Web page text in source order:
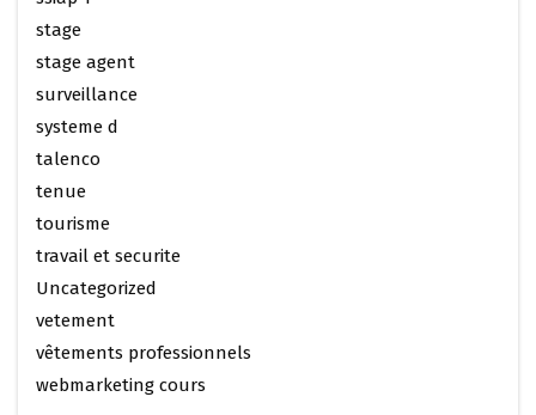
stage
stage agent
surveillance
systeme d
talenco
tenue
tourisme
travail et securite
Uncategorized
vetement
vêtements professionnels
webmarketing cours